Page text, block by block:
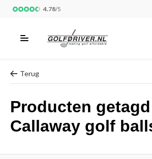
4.78/5
Terug
Producten
Callaway golf